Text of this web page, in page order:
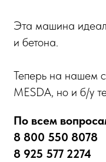
Эта машина
и бетона.
Теперь на нашем
MESDA, но и б/у
По всем
8 800 550 8078
8 925 577 2274